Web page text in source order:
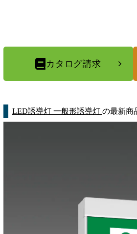
カタログ請求
LED誘導灯 一般形誘導灯 の最新商